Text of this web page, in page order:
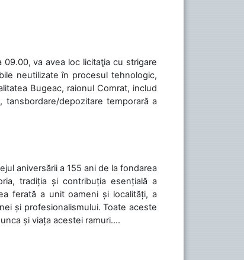
09.00, va avea loc licitaţia cu strigare
neutilizate în procesul tehnologic,
Bugeac, raionul Comrat, includ
depozitare temporară a
aniversării a 155 ani de la fondarea
tradiția și contribuția esențială a
ferată a unit oameni și localități, a
și profesionalismului. Toate aceste
și viața acestei ramuri....